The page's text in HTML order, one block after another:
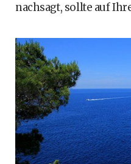
nachsagt, sollte auf